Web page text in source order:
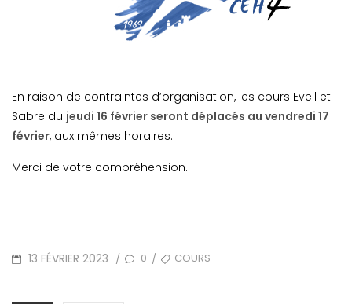
En raison de contraintes d’organisation, les cours Eveil et
Sabre du jeudi 16 février seront déplacés au vendredi 17
février, aux mêmes horaires.
Merci de votre compréhension.
POSTED
13 FÉVRIER 2023 / 0 / TAGSCOURS